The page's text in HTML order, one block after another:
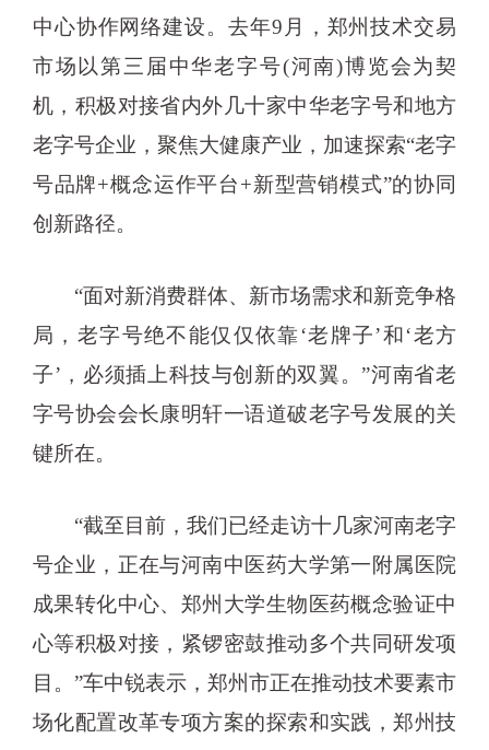
中心协作网络建设。去年9月，郑州技术交易
市场以第三届中华老字号(河南)博览会为契
机，积极对接省内外几十家中华老字号和地方
老字号企业，聚焦大健康产业，加速探索“老字
号品牌+概念运作平台+新型营销模式”的协同
创新路径。
“面对新消费群体、新市场需求和新竞争格
局，老字号绝不能仅仅依靠‘老牌子’和‘老方
子’，必须插上科技与创新的双翼。”河南省老
字号协会会长康明轩一语道破老字号发展的关
键所在。
“截至目前，我们已经走访十几家河南老字
号企业，正在与河南中医药大学第一附属医院
成果转化中心、郑州大学生物医药概念验证中
心等积极对接，紧锣密鼓推动多个共同研发项
目。”车中锐表示，郑州市正在推动技术要素市
场化配置改革专项方案的探索和实践，郑州技